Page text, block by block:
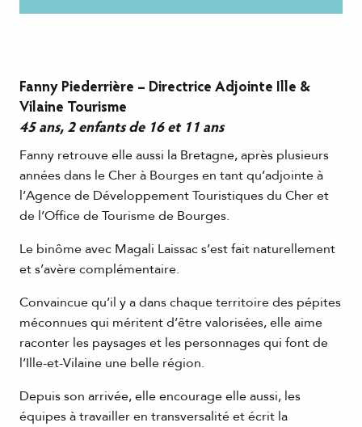
Fanny Piederrière – Directrice Adjointe Ille &
Vilaine Tourisme
45 ans, 2 enfants de 16 et 11 ans
Fanny retrouve elle aussi la Bretagne, après plusieurs
années dans le Cher à Bourges en tant qu’adjointe à
l’Agence de Développement Touristiques du Cher et
de l’Office de Tourisme de Bourges.
Le binôme avec Magali Laissac s’est fait naturellement
et s’avère complémentaire.
Convaincue qu’il y a dans chaque territoire des pépites
méconnues qui méritent d’être valorisées, elle aime
raconter les paysages et les personnages qui font de
l’Ille-et-Vilaine une belle région.
Depuis son arrivée, elle encourage elle aussi, les
équipes à travailler en transversalité et écrit la